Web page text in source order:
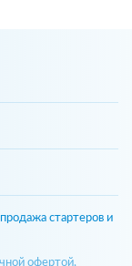
стартеров и
офертой,